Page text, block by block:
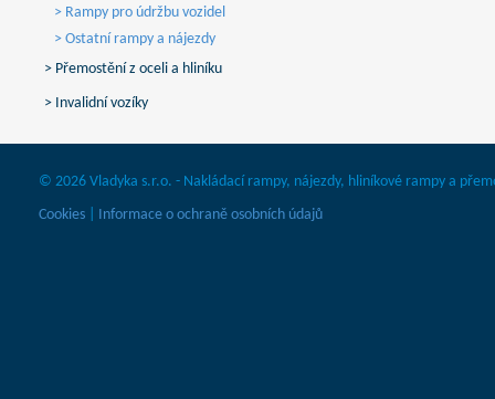
> Rampy pro údržbu vozidel
> Ostatní rampy a nájezdy
> Přemostění z oceli a hliníku
> Invalidní vozíky
© 2026 Vladyka s.r.o. - Nakládací rampy, nájezdy, hliníkové rampy a
Cookies
Informace o ochraně osobních údajů